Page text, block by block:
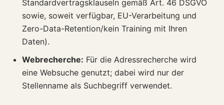
Standardvertragsklauseln gemäß Art. 46 DSGVO
sowie, soweit verfügbar, EU-Verarbeitung und
Zero-Data-Retention/kein Training mit Ihren
Daten).
Webrecherche: Für die Adressrecherche wird
eine Websuche genutzt; dabei wird nur der
Stellenname als Suchbegriff verwendet.